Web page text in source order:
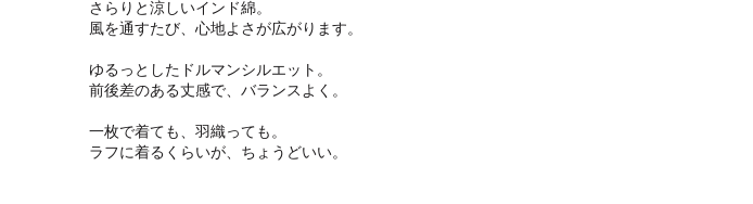
さらりと涼しいインド綿。
風を通すたび、心地よさが広がります。
ゆるっとしたドルマンシルエット。
前後差のある丈感で、バランスよく。
一枚で着ても、羽織っても。
ラフに着るくらいが、ちょうどいい。